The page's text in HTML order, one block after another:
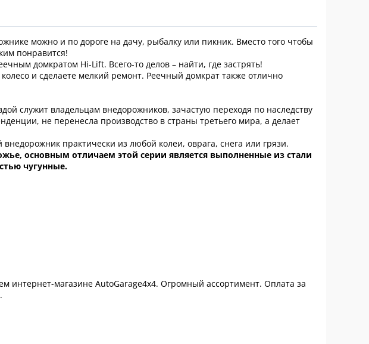
можно и по дороге на дачу, рыбалку или пикник. Вместо того чтобы
понравится!
домкратом Hi-Lift. Всего-то делов – найти, где застрять!
и сделаете мелкий ремонт. Реечный домкрат также отлично
служит владельцам внедорожников, зачастую переходя по наследству
не перенесла производство в страны третьего мира, а делает
практически из любой колеи, оврага, снега или грязи.
основным отличаем этой серии является выполненные из стали
чугунные.
интернет-магазине AutoGarage4x4. Огромный ассортимент. Оплата за